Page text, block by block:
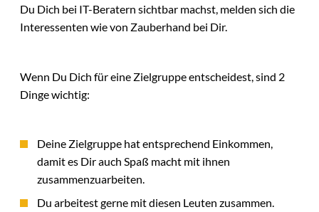
Du Dich bei IT-Beratern sichtbar machst, melden sich die
Interessenten wie von Zauberhand bei Dir.
Wenn Du Dich für eine Zielgruppe entscheidest, sind 2
Dinge wichtig:
Deine Zielgruppe hat entsprechend Einkommen,
damit es Dir auch Spaß macht mit ihnen
zusammenzuarbeiten.
Du arbeitest gerne mit diesen Leuten zusammen.